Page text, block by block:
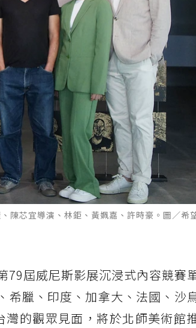
陳芯宜導演、林鉅、黃姵嘉、許時豪。圖／希
79屆威尼斯影展沉浸式內容競賽
希臘、印度、加拿大、法國、沙
的觀眾見面，將於北師美術館